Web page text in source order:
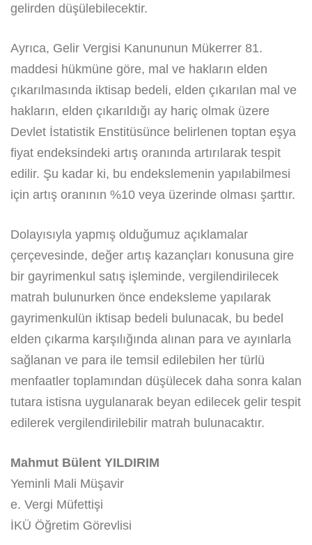
gelirden düşülebilecektir.
Ayrıca, Gelir Vergisi Kanununun Mükerrer 81.
maddesi hükmüne göre, mal ve hakların elden
çıkarılmasında iktisap bedeli, elden çıkarılan mal ve
hakların, elden çıkarıldığı ay hariç olmak üzere
Devlet İstatistik Enstitüsünce belirlenen toptan eşya
fiyat endeksindeki artış oranında artırılarak tespit
edilir. Şu kadar ki, bu endekslemenin yapılabilmesi
için artış oranının %10 veya üzerinde olması şarttır.
Dolayısıyla yapmış olduğumuz açıklamalar
çerçevesinde, değer artış kazançları konusuna gire
bir gayrimenkul satış işleminde, vergilendirilecek
matrah bulunurken önce endeksleme yapılarak
gayrimenkulün iktisap bedeli bulunacak, bu bedel
elden çıkarma karşılığında alınan para ve ayınlarla
sağlanan ve para ile temsil edilebilen her türlü
menfaatler toplamından düşülecek daha sonra kalan
tutara istisna uygulanarak beyan edilecek gelir tespit
edilerek vergilendirilebilir matrah bulunacaktır.
Mahmut Bülent YILDIRIM
Yeminli Mali Müşavir
e. Vergi Müfettişi
İKÜ Öğretim Görevlisi